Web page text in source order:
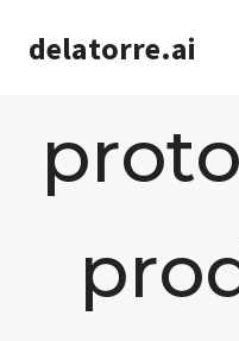
delatorre.ai